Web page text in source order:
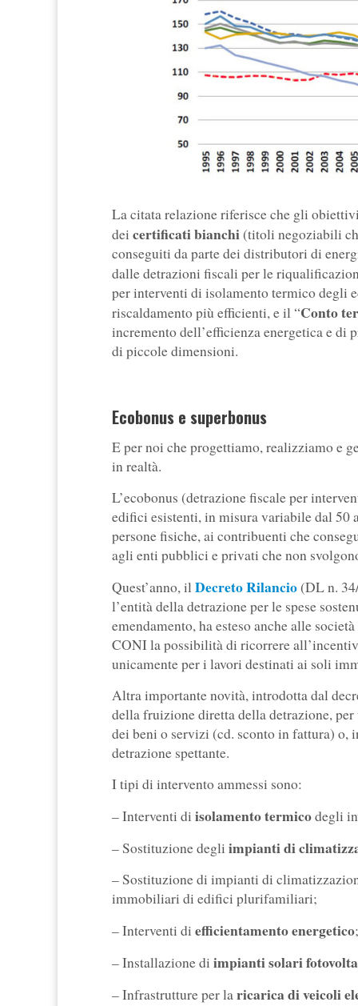
La citata relazione riferisce che gli
dei certificati bianchi(titoli negoziabili
conseguiti da parte dei distributori di
dalle detrazioni fiscali per le
per interventi di isolamento termico degli
riscaldamento più efficienti, e il “Conto
incremento dell’efficienza energetica e
di piccole dimensioni.
Ecobonus e superbonus
E per noi che progettiamo, realizziamo e
in realtà.
L’ecobonus (detrazione fiscale per
edifici esistenti, in misura variabile dal 50
persone fisiche, ai contribuenti che
agli enti pubblici e privati che non
Quest’anno, il Decreto Rilancio(DL n.
l’entità della detrazione per le spese
emendamento, ha esteso anche alle
CONI la possibilità di ricorrere
unicamente per i lavori destinati ai soli
Altra importante novità, introdotta dal
della fruizione diretta della detrazione,
dei beni o servizi (cd. sconto in fattura) o,
detrazione spettante.
I tipi di intervento ammessi sono:
– Interventi di isolamento termicodegli
– Sostituzione degli impianti di
– Sostituzione di impianti di
immobiliari di edifici plurifamiliari;
– Interventi di efficientamento energetico;
– Installazione di impianti solari
– Infrastrutture per laricarica di veicoli